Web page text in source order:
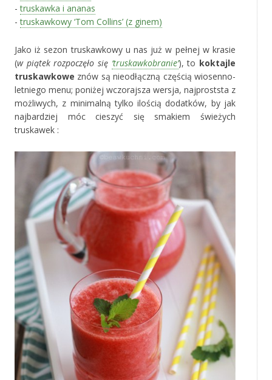
-truskawka i ananas
-truskawkowy ‘Tom Collins’ (z ginem)
Jako iż sezon truskawkowy u nas już w pełnej w krasie
(w piątek rozpoczęło się ‘truskawkobranie’), to koktajle
truskawkowe znów są nieodłączną częścią wiosenno-
letniego menu; poniżej wczorajsza wersja, najproststa z
możliwych, z minimalną tylko ilością dodatków, by jak
najbardziej móc cieszyć się smakiem świeżych
truskawek :